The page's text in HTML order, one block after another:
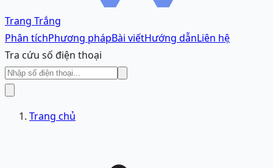
Trang Trắng
Phân tíchPhương phápBài viếtHướng dẫnLiên hệ
Tra cứu số điện thoại
Trang chủ